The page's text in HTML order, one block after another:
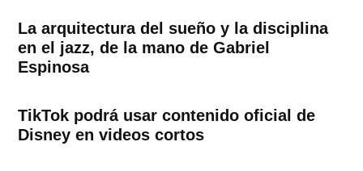
La arquitectura del sueño y la disciplina
en el jazz, de la mano de Gabriel
Espinosa
TikTok podrá usar contenido oficial de
Disney en videos cortos